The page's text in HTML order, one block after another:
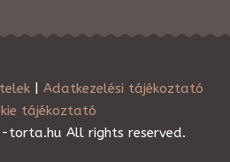
| Adatkezelési tájékoztató
tájékoztató
All rights reserved.